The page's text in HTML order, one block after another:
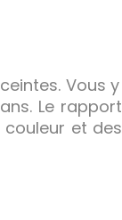
Vous
Le
et